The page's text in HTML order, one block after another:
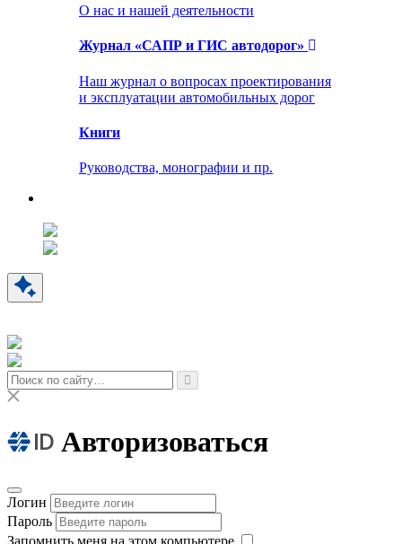
О нас и нашей деятельности
Журнал «САПР и ГИС автодорог»
Наш журнал о вопросах проектирования
и эксплуатации автомобильных дорог
Книги
Руководства, монографии и пр.
Авторизоваться
Логин
Пароль